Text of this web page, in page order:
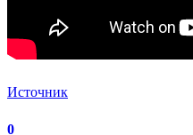
Источник
0